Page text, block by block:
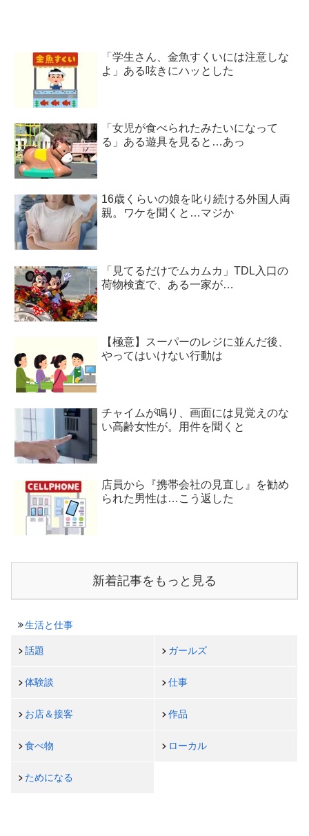
「学生さん、金魚すくいには注意しな
よ」ある呟きにハッとした
「女児が食べられたみたいになって
る」ある遊具を見ると…あっ
16歳くらいの娘を叱り続ける外国人両
親。ワケを聞くと…マジか
「見てるだけでムカムカ」TDL入口の
荷物検査で、ある一家が…
【極意】スーパーのレジに並んだ後、
やってはいけない行動は
チャイムが鳴り、画面には見覚えのな
い高齢女性が。用件を聞くと
店員から『携帯会社の見直し』を勧め
られた男性は…こう返した
新着記事をもっと見る
生活と仕事
話題 ガールズ
体験談 仕事
お店＆接客 作品
食べ物 ローカル
ためになる